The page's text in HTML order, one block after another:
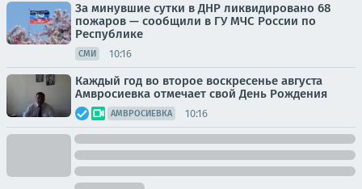
За минувшие сутки в ДНР ликвидировано 68
пожаров — сообщили в ГУ МЧС России по
Республике
СМИ 10:16
Каждый год во второе воскресенье августа
Амвросиевка отмечает свой День Рождения
АМВРОСИЕВКА 10:16